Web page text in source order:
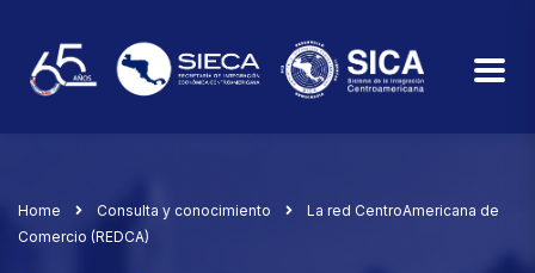
Home Consulta y conocimiento
La red CentroAmericana de
Comercio (REDCA)